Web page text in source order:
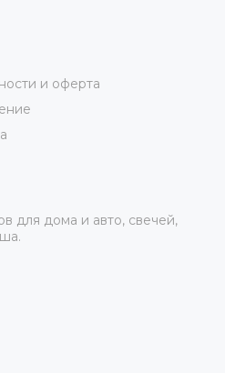
и оферта
для дома и авто, свечей,